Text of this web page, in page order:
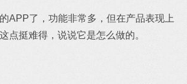
APP了，功能非常多，但在产品表现上
点挺难得，说说它是怎么做的。